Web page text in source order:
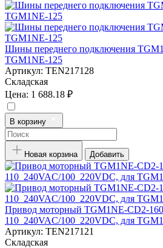
Шины переднего подключения
TGM1NE-125
Артикул: TEN217128
Складская
Цена: 1 688.18 ₽
В корзину
Новая корзина Добавить
Привод моторный TGM1NE-CD2-
110_240VAC/100_220VDC, для
Артикул: TEN217121
Складская